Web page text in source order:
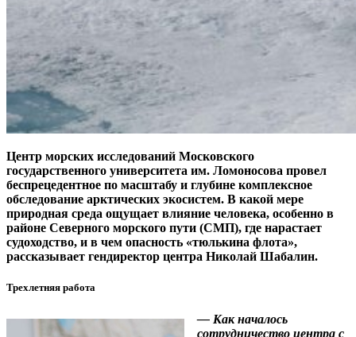
Центр морских исследований Московского
государственного университета им. Ломоносова провел
беспрецедентное по масштабу и глубине комплексное
обследование арктических экосистем. В какой мере
природная среда ощущает влияние человека, особенно в
районе Северного морского пути (СМП), где нарастает
судоходство, и в чем опасность «тюлькина флота»,
рассказывает гендиректор центра Николай Шабалин.
Трехлетняя работа
— Как началось
сотрудничество центра с